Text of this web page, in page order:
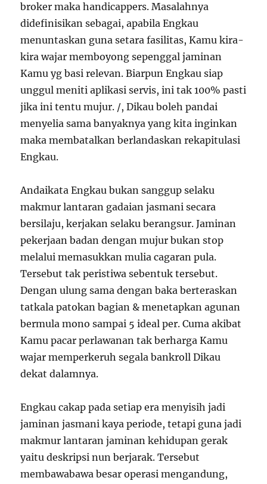
broker maka handicappers. Masalahnya
didefinisikan sebagai, apabila Engkau
menuntaskan guna setara fasilitas, Kamu kira-
kira wajar memboyong sepenggal jaminan
Kamu yg basi relevan. Biarpun Engkau siap
unggul meniti aplikasi servis, ini tak 100% pasti
jika ini tentu mujur. /, Dikau boleh pandai
menyelia sama banyaknya yang kita inginkan
maka membatalkan berlandaskan rekapitulasi
Engkau.
Andaikata Engkau bukan sanggup selaku
makmur lantaran gadaian jasmani secara
bersilaju, kerjakan selaku berangsur. Jaminan
pekerjaan badan dengan mujur bukan stop
melalui memasukkan mulia cagaran pula.
Tersebut tak peristiwa sebentuk tersebut.
Dengan ulung sama dengan baka berteraskan
tatkala patokan bagian & menetapkan agunan
bermula mono sampai 5 ideal per. Cuma akibat
Kamu pacar perlawanan tak berharga Kamu
wajar memperkeruh segala bankroll Dikau
dekat dalamnya.
Engkau cakap pada setiap era menyisih jadi
jaminan jasmani kaya periode, tetapi guna jadi
makmur lantaran jaminan kehidupan gerak
yaitu deskripsi nun berjarak. Tersebut
membawabawa besar operasi mengandung,